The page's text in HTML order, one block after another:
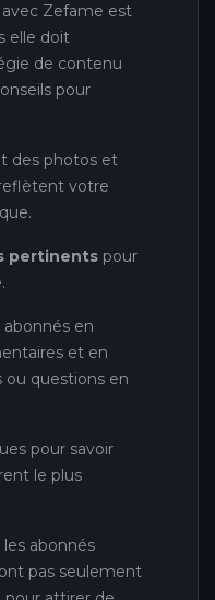
avec Zefame est
elle doit
de contenu
pour
des photos et
votre
pertinents pour
abonnés en
et en
ou questions en
pour savoir
le plus
abonnés
pas seulement